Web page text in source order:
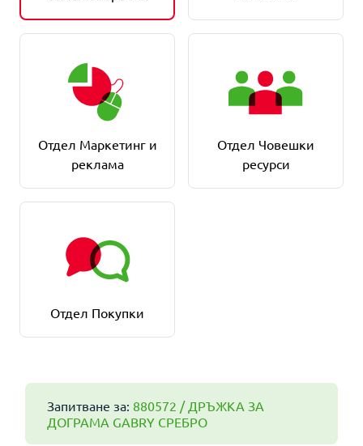
Отдел Маркетинг и
реклама
Отдел Човешки
ресурси
Отдел Покупки
Запитване за: 880572 / ДРЪЖКА ЗА
ДОГРАМА GABRY СРЕБРО